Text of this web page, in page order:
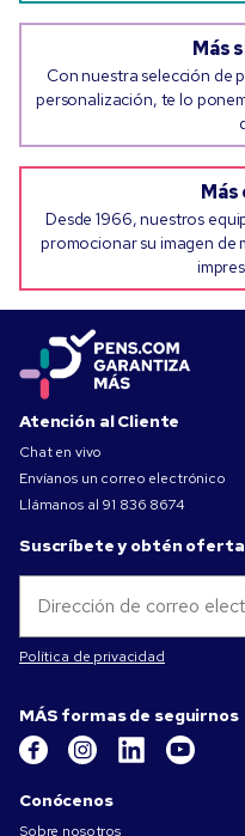
Más
Con nuestra selección de
personalización, te lo
Desde 1966, nuestros
promocionar su imagen de
Atención al Cliente
Chat en vivo
Envíanos un correo electrónico
Llámanos al 91 836 8674
Suscríbete y obtén
Política de privacidad
MÁS formas de seguirnos
Conócenos
Sobre nosotros